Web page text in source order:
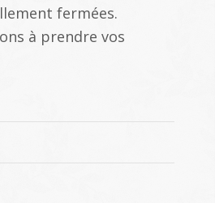
fermées.
à prendre vos